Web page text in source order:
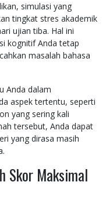
simulasi yang
tingkat stres akademik
ujian tiba. Hal ini
kognitif Anda tetap
masalah bahasa
Anda dalam
aspek tertentu, seperti
yang sering kali
tersebut, Anda dapat
yang dirasa masih
Skor Maksimal